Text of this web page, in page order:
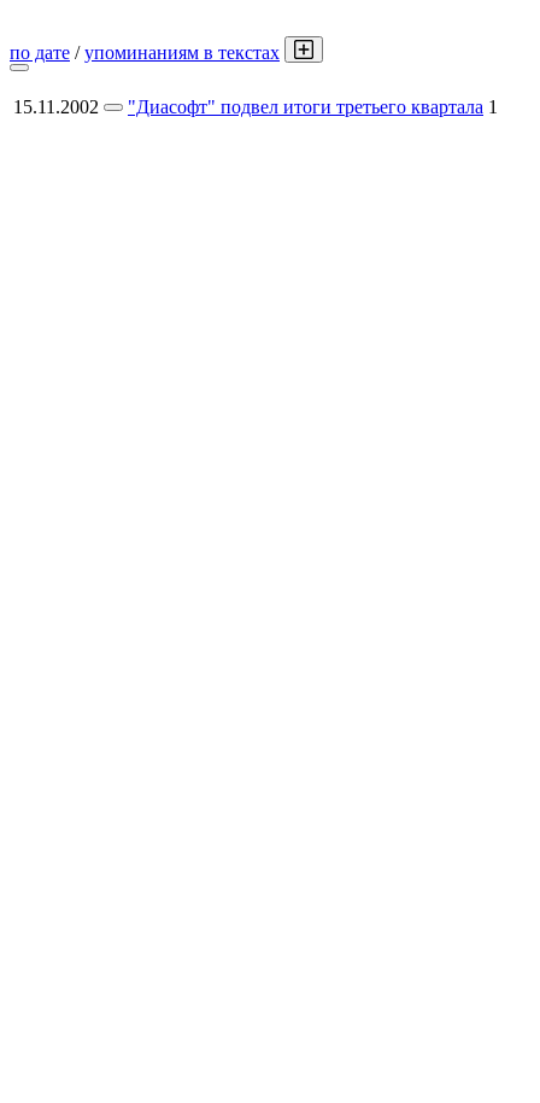
по дате /упоминаниям в текстах
15.11.2002 "Диасофт" подвел итоги третьего квартала 1